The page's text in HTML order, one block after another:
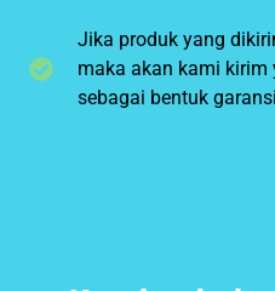
Jika produk yang
maka akan kami kirim
sebagai bentuk